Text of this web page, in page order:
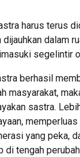
harus terus
dijauhkan dalam
segelintir
berhasil
masyarakat,
sastra.
yang peka,
di tengah